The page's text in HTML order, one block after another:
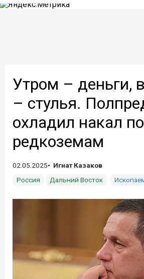
Утром – деньги,
– стулья.
охладил накал по
редкоземам
02.05.2025
Игнат Казаков
Россия
Дальний Восток